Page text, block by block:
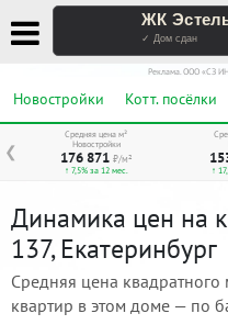
ЖК
✓ Дом сдан
Реклама. ООО «СЗ
Новостройки Котт. посёлки
❮
Средняя цена м²
Новостройки
176 871 ₽/м²
↑ 7,5% за 12 мес. ↑
Динамика цен на
137, Екатеринбург
Средняя цена
квартир в этом доме — по